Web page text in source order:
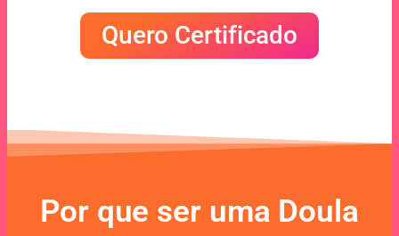
Quero Certificado
Por que ser uma Doula